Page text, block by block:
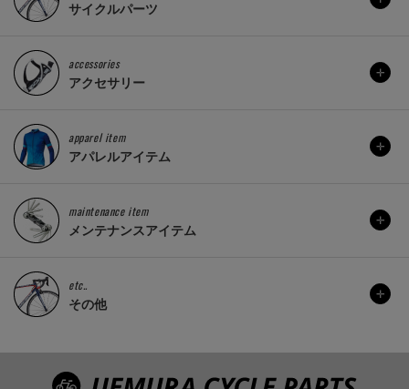
サイクルパーツ
accessories
アクセサリー
apparel item
アパレルアイテム
maintenance item
メンテナンスアイテム
etc..
その他